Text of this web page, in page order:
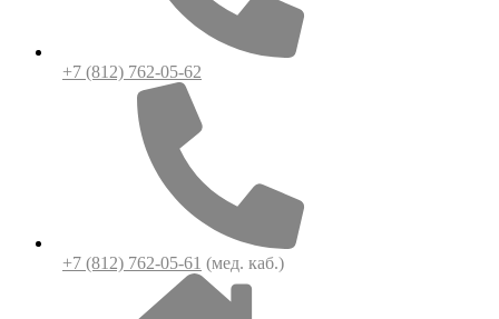
+7 (812) 762-05-62
+7 (812) 762-05-61 (мед. каб.)